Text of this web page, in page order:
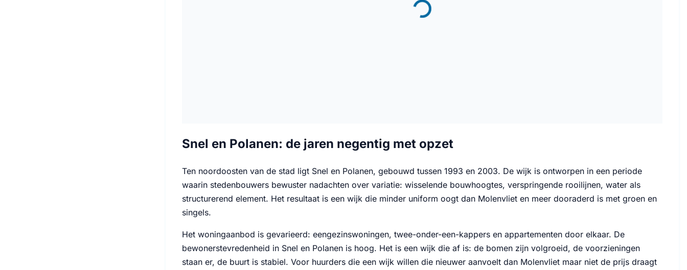
Snel en Polanen: de jaren negentig met opzet
Ten noordoosten van de stad ligt Snel en Polanen, gebouwd tussen 1993 en 2003. De wijk is ontworpen in een periode
waarin stedenbouwers bewuster nadachten over variatie: wisselende bouwhoogtes, verspringende rooilijnen, water als
structurerend element. Het resultaat is een wijk die minder uniform oogt dan Molenvliet en meer dooraderd is met groen en
singels.
Het woningaanbod is gevarieerd: eengezinswoningen, twee-onder-een-kappers en appartementen door elkaar. De
bewonerstevredenheid in Snel en Polanen is hoog. Het is een wijk die af is: de bomen zijn volgroeid, de voorzieningen
staan er, de buurt is stabiel. Voor huurders die een wijk willen die nieuwer aanvoelt dan Molenvliet maar niet de prijs draagt